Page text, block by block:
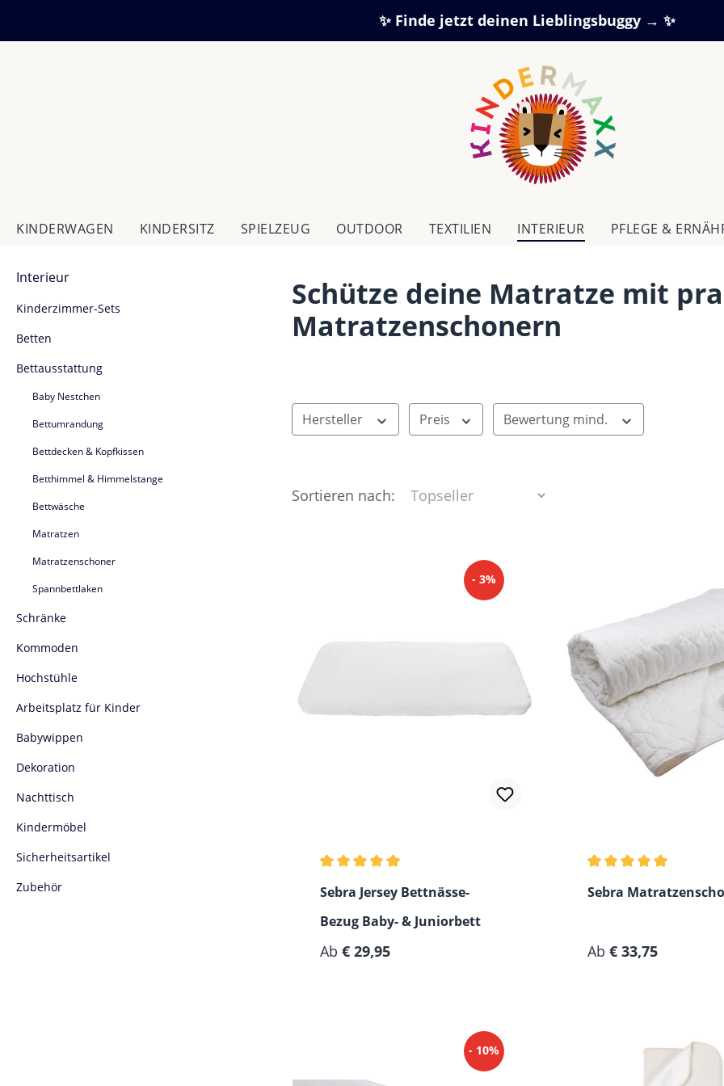
✨ Finde jetzt deinen Lieblingsbuggy → ✨
KINDERWAGEN KINDERSITZ SPIELZEUG OUTDOOR TEXTILIEN IN­TE­RI­EUR PFLEGE &
In­te­ri­eur
Kinderzimmer-Sets
Betten
Bettausstattung
Baby Nestchen
Bettumrandung
Bettdecken & Kopfkissen
Betthimmel & Himmelstange
Bettwäsche
Matratzen
Matratzenschoner
Spannbettlaken
Schränke
Kommoden
Hochstühle
Arbeitsplatz für Kinder
Babywippen
Dekoration
Nachttisch
Kindermöbel
Sicherheitsartikel
Zubehör
Schütze deine Matratze mit
Matratzenschonern
Hersteller Preis Bewertung mind.
Sortieren nach:
- 3%
Sebra Jersey Bettnässe-
Bezug Baby- & Juniorbett
Regulärer Preis:
Ab € 29,95
Sebra
Regulärer Preis:
Ab € 33,75
- 10%